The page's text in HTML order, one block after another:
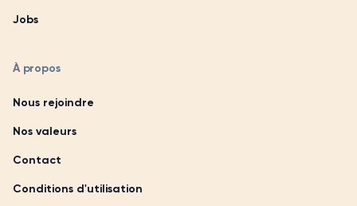
Jobs
À propos
Nous rejoindre
Nos valeurs
Contact
Conditions d'utilisation